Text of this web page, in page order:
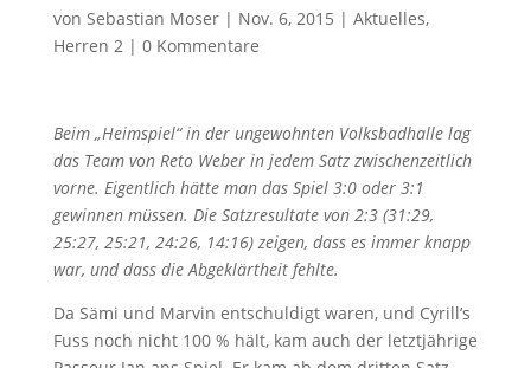
von Sebastian Moser| Nov. 6, 2015 | Aktuelles,
Herren 2| 0 Kommentare
Beim „Heimspiel“ in der ungewohnten Volksbadhalle lag
das Team von Reto Weber in jedem Satz zwischenzeitlich
vorne. Eigentlich hätte man das Spiel 3:0 oder 3:1
gewinnen müssen. Die Satzresultate von 2:3 (31:29,
25:27, 25:21, 24:26, 14:16) zeigen, dass es immer knapp
war, und dass die Abgeklärtheit fehlte.
Da Sämi und Marvin entschuldigt waren, und Cyrill’s
Fuss noch nicht 100 % hält, kam auch der letztjährige